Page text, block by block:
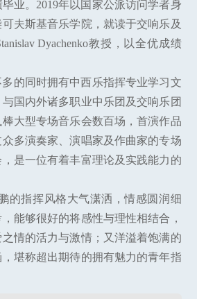
业。2019年以国家公派访问学者身
夫斯基音乐学院，就读于交响乐及
Dyachenko教授，以全优成绩
的同时拥有中西乐指挥专业学习文
国内外诸多职业中乐团及交响乐团
大型专场音乐会数百场，首演作品
多演奏家、演唱家及作曲家的专场
是一位有着丰富理论及实践能力的
的指挥风格大气潇洒，情感圆润细
能够很好的将感性与理性相结合，
情的活力与激情；又洋溢着饱满的
堪称超出期待的拥有魅力的青年指